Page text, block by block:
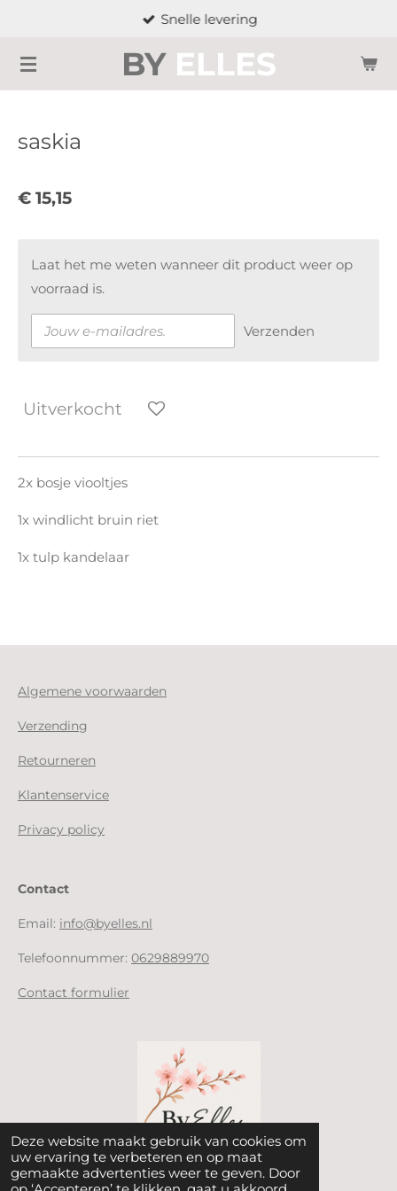
Deze website maakt gebruik van cookies om
uw ervaring te verbeteren en op maat
gemaakte advertenties weer te geven. Door
naar
de
BY ELLES
Snelle levering
saskia
€ 15,15
Laat het me weten wanneer dit product weer op
voorraad is.
Verzenden
Uitverkocht
2x bosje viooltjes
1x windlicht bruin riet
1x tulp kandelaar
Algemene voorwaarden
Verzending
Retourneren
Klantenservice
Privacy policy
Contact
Email: info@byelles.nl
Telefoonnummer: 0629889970
Contact formulier